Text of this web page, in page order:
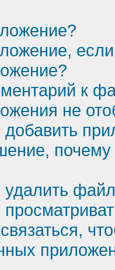
к
не
удалить